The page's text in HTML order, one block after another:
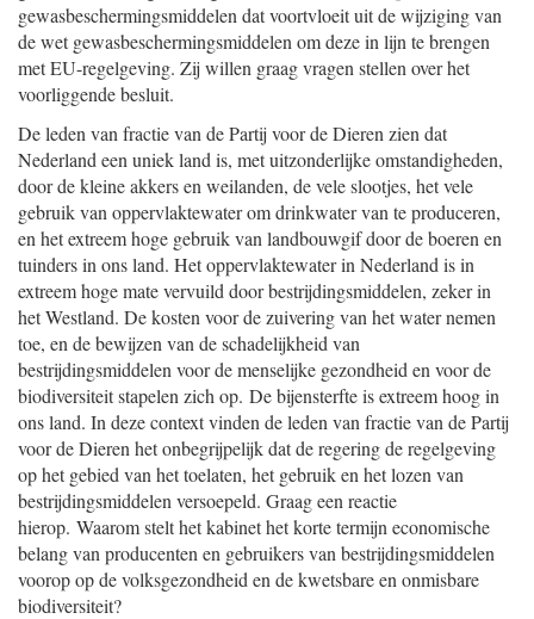
gewasbeschermingsmiddelen dat voortvloeit uit de wijziging van
de wet gewasbeschermingsmiddelen om deze in lijn te brengen
met EU-regelgeving. Zij willen graag vragen stellen over het
voorliggende besluit.
De leden van fractie van de Partij voor de Dieren zien dat
Nederland een uniek land is, met uitzonderlijke omstandigheden,
door de kleine akkers en weilanden, de vele slootjes, het vele
gebruik van oppervlaktewater om drinkwater van te produceren,
en het extreem hoge gebruik van landbouwgif door de boeren en
tuinders in ons land. Het oppervlaktewater in Nederland is in
extreem hoge mate vervuild door bestrijdingsmiddelen, zeker in
het Westland. De kosten voor de zuivering van het water nemen
toe, en de bewijzen van de schadelijkheid van
bestrijdingsmiddelen voor de menselijke gezondheid en voor de
biodiversiteit stapelen zich op. De bijensterfte is extreem hoog in
ons land. In deze context vinden de leden van fractie van de Partij
voor de Dieren het onbegrijpelijk dat de regering de regelgeving
op het gebied van het toelaten, het gebruik en het lozen van
bestrijdingsmiddelen versoepeld. Graag een reactie
hierop. Waarom stelt het kabinet het korte termijn economische
belang van producenten en gebruikers van bestrijdingsmiddelen
voorop op de volksgezondheid en de kwetsbare en onmisbare
biodiversiteit?